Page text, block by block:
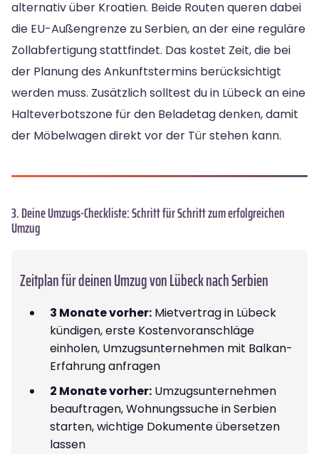
alternativ über Kroatien. Beide Routen queren dabei
die EU-Außengrenze zu Serbien, an der eine reguläre
Zollabfertigung stattfindet. Das kostet Zeit, die bei
der Planung des Ankunftstermins berücksichtigt
werden muss. Zusätzlich solltest du in Lübeck an eine
Halteverbotszone für den Beladetag denken, damit
der Möbelwagen direkt vor der Tür stehen kann.
3. Deine Umzugs-Checkliste: Schritt für Schritt zum erfolgreichen
Umzug
Zeitplan für deinen Umzug von Lübeck nach Serbien
3 Monate vorher: Mietvertrag in Lübeck
kündigen, erste Kostenvoranschläge
einholen, Umzugsunternehmen mit Balkan-
Erfahrung anfragen
2 Monate vorher: Umzugsunternehmen
beauftragen, Wohnungssuche in Serbien
starten, wichtige Dokumente übersetzen
lassen